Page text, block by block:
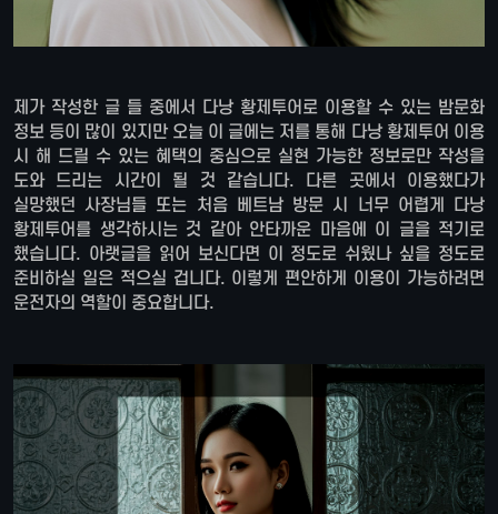
제가 작성한 글 들 중에서 다낭 황제투어로 이용할 수 있는 밤문화
정보 등이 많이 있지만 오늘 이 글에는 저를 통해 다낭 황제투어 이용
시 해 드릴 수 있는 혜택의 중심으로 실현 가능한 정보로만 작성을
도와 드리는 시간이 될 것 같습니다. 다른 곳에서 이용했다가
실망했던 사장님들 또는 처음 베트남 방문 시 너무 어렵게 다낭
황제투어를 생각하시는 것 같아 안타까운 마음에 이 글을 적기로
했습니다. 아랫글을 읽어 보신다면 이 정도로 쉬웠나 싶을 정도로
준비하실 일은 적으실 겁니다. 이렇게 편안하게 이용이 가능하려면
운전자의 역할이 중요합니다.